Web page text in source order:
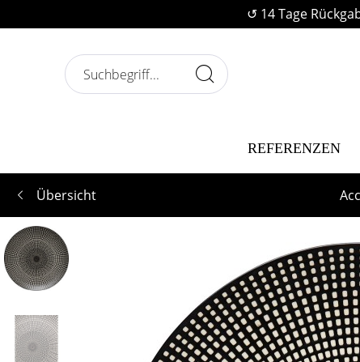
↺ 14 Tage
REFERENZEN
Übersicht